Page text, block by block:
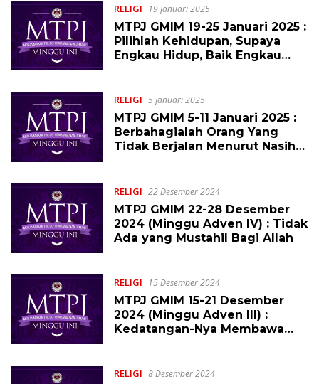
RELIGI 19 Januari 2025
MTPJ GMIM 19-25 Januari 2025 :
Pilihlah Kehidupan, Supaya
Engkau Hidup, Baik Engkau
RELIGI 5 Januari 2025
MTPJ GMIM 5-11 Januari 2025 :
Berbahagialah Orang Yang
Tidak Berjalan Menurut Nasihat
RELIGI 22 Desember 2024
MTPJ GMIM 22-28 Desember
2024 (Minggu Adven IV) : Tidak
Ada yang Mustahil Bagi Allah
RELIGI 15 Desember 2024
MTPJ GMIM 15-21 Desember
2024 (Minggu Adven III) :
Kedatangan-Nya Membawa
RELIGI 8 Desember 2024